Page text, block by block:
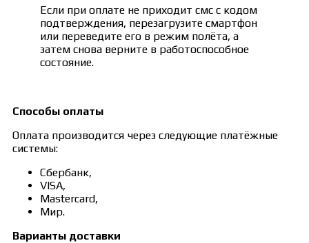
Если при оплате не приходит смс с кодом
подтверждения, перезагрузите смартфон
или переведите его в режим полёта, а
затем снова верните в работоспособное
состояние.
Способы оплаты
Оплата производится через следующие платёжные
системы:
Сбербанк,
VISA,
Mastercard,
Мир.
Варианты доставки